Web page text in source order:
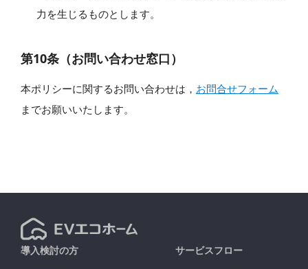
力を生じるものとします。
第10条（お問い合わせ窓口）
本ポリシーに関するお問い合わせは， お問合せフォーム
までお願いいたします。
導入検討の方
サービスフロー